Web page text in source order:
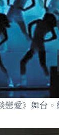
愛》舞台。